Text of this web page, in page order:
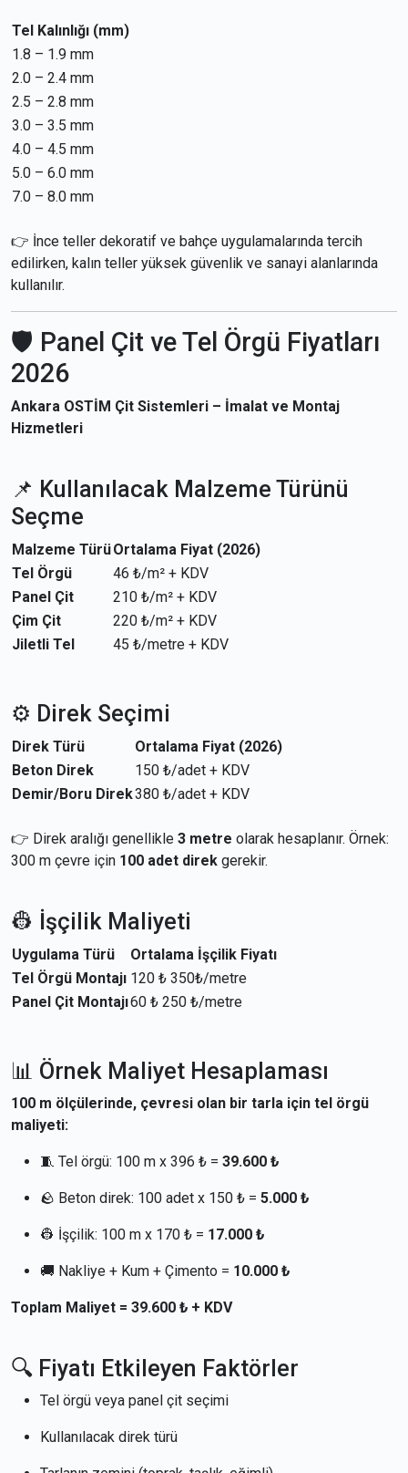
Tel Kalınlığı (mm)
1.8 – 1.9 mm
2.0 – 2.4 mm
2.5 – 2.8 mm
3.0 – 3.5 mm
4.0 – 4.5 mm
5.0 – 6.0 mm
7.0 – 8.0 mm
👉 İnce teller dekoratif ve bahçe uygulamalarında tercih
edilirken, kalın teller yüksek güvenlik ve sanayi alanlarında
kullanılır.
🛡 Panel Çit ve Tel Örgü Fiyatları
2026
Ankara OSTİM Çit Sistemleri – İmalat ve Montaj
Hizmetleri
📌 Kullanılacak Malzeme Türünü
Seçme
Malzeme TürüOrtalama Fiyat (2026)
Tel Örgü
46 ₺/m² + KDV
Panel Çit
210 ₺/m² + KDV
Çim Çit
220 ₺/m² + KDV
Jiletli Tel
45 ₺/metre + KDV
⚙️ Direk Seçimi
Direk Türü
Ortalama Fiyat (2026)
Beton Direk
150 ₺/adet + KDV
Demir/Boru Direk380 ₺/adet + KDV
👉 Direk aralığı genellikle 3 metre olarak hesaplanır. Örnek:
300 m çevre için 100 adet direk gerekir.
👷 İşçilik Maliyeti
Uygulama Türü
Ortalama İşçilik Fiyatı
Tel Örgü Montajı 120 ₺ 350₺/metre
Panel Çit Montajı60 ₺ 250 ₺/metre
📊 Örnek Maliyet Hesaplaması
100 m ölçülerinde, çevresi olan bir tarla için tel örgü
maliyeti:
🧵 Tel örgü: 100 m x 396 ₺ = 39.600 ₺
🪨 Beton direk: 100 adet x 150 ₺ = 5.000 ₺
👷 İşçilik: 100 m x 170 ₺ = 17.000 ₺
🚚 Nakliye + Kum + Çimento = 10.000 ₺
Toplam Maliyet = 39.600 ₺ + KDV
🔍 Fiyatı Etkileyen Faktörler
Tel örgü veya panel çit seçimi
Kullanılacak direk türü